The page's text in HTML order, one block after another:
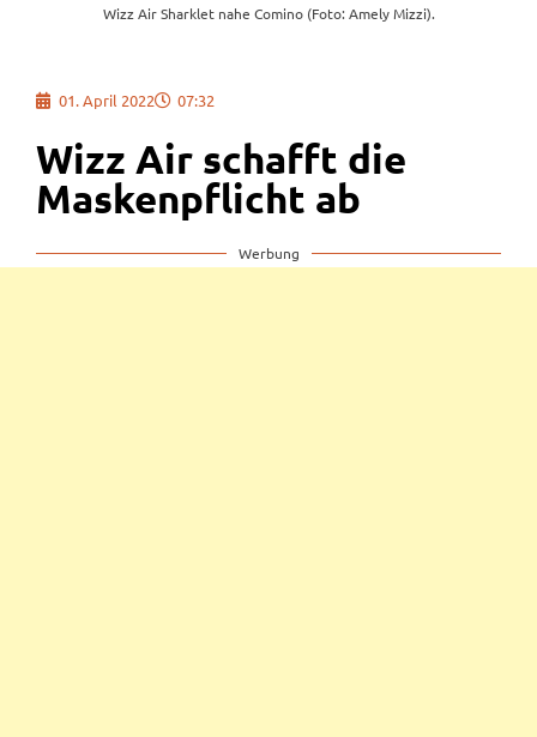
Wizz Air Sharklet nahe Comino (Foto: Amely Mizzi).
01. April 2022 07:32
Wizz Air schafft die
Maskenpflicht ab
Werbung